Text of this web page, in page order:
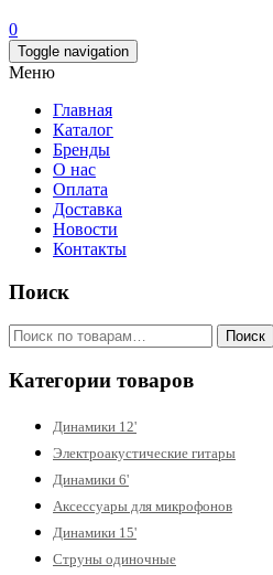
0
Toggle navigation
Меню
Главная
Каталог
Бренды
О нас
Оплата
Доставка
Новости
Контакты
Поиск
Искать: Поиск
Категории товаров
Динамики 12'
Электроакустические гитары
Динамики 6'
Аксессуары для микрофонов
Динамики 15'
Струны одиночные